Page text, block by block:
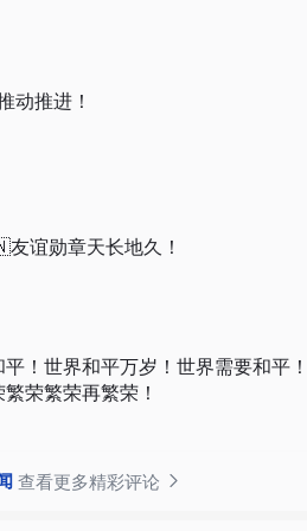
动推进！
勋章天长地久！
！世界和平万岁！世界需要和平
荣繁荣再繁荣！
查看更多精彩评论